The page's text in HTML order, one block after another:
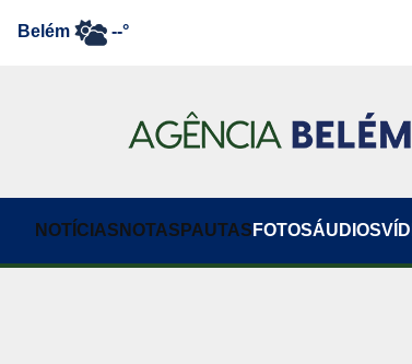
Belém --°
NOTÍCIAS NOTAS PAUTAS FOTOSÁUDIOS